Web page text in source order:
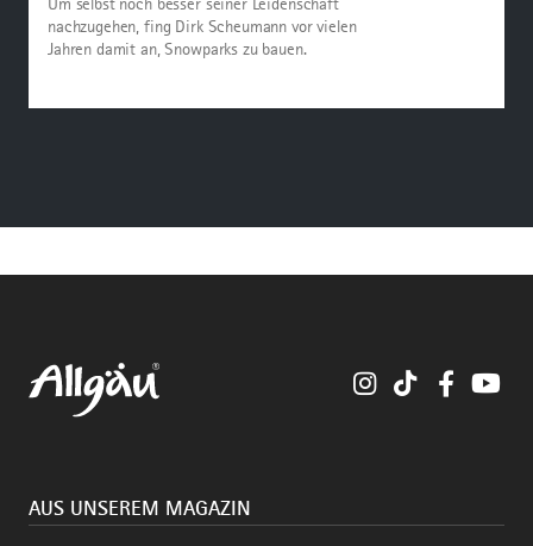
nachzugehen, fing Dirk Scheumann vor vielen
Jahren damit an, Snowparks zu bauen.
InstagramTikTok
AUS UNSEREM MAGAZIN